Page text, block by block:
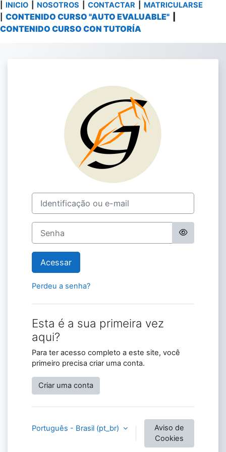
INICIO NOSOTROS CONTACTAR
MATRICULARSE
CONTENIDO CURSO "AUTO EVALUABLE"
CONTENIDO CURSO CON TUTORÍA
Acesso a
Identificação ou e-mail
Senha
Acessar
Perdeu a senha?
Esta é a sua primeira vez
aqui?
Para ter acesso completo a este site, você
primeiro precisa criar uma conta.
Criar uma conta
Português - Brasil ‎(pt_br)‎
Aviso de
Cookies